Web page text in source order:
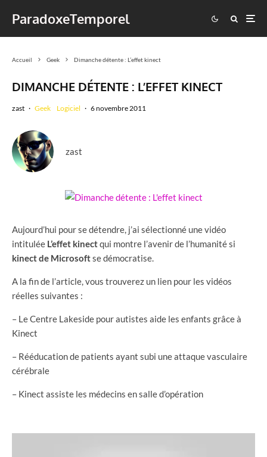
ParadoxeTemporel
Accueil Geek Dimanche détente : L’effet kinect
DIMANCHE DÉTENTE : L’EFFET KINECT
zast · Geek Logiciel · 6 novembre 2011
zast
Aujourd’hui pour se détendre, j’ai sélectionné une vidéo
intitulée L’effet kinectqui montre l’avenir de l’humanité si
kinect de Microsoftse démocratise.
A la fin de l’article, vous trouverez un lien pour les vidéos
réelles suivantes :
– Le Centre Lakeside pour autistes aide les enfants grâce à
Kinect
– Rééducation de patients ayant subi une attaque vasculaire
cérébrale
– Kinect assiste les médecins en salle d’opération